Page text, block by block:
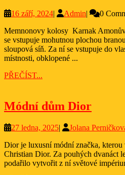
16 září, 202416
2024
| AdminAdmin
| 0
Memnonovy kolosy Karnak Amonův chrám Do hlavního chrámu
se vstupuje mohutnou plochou
sloupová síň. Za ní se vstupuje do
místnosti, obklopené ...
PŘEČÍST...
Módní dům DiorMódní
Dior
27 ledna, 202527
2025
| Jolana
Dior je luxusní módní značka, kterou v roce 1946 založil Francouz
Christian Dior. Za pouhých dvanáct
podařilo vytvořit z ní světové